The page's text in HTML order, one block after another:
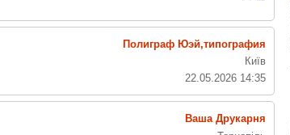
Полиграф Юэй,типография
Київ
22.05.2026 14:35
Ваша Друкарня